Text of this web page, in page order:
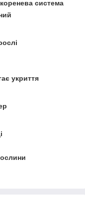
система
укриття